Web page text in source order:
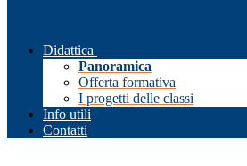
Didattica
Panoramica
Offerta formativa
I progetti delle classi
Info utili
Contatti